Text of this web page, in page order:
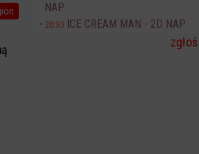
NAP
20:30 ICE CREAM MAN - 2D NAP